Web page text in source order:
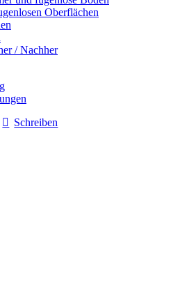
Oberflächen
/ Nachher
Schreiben